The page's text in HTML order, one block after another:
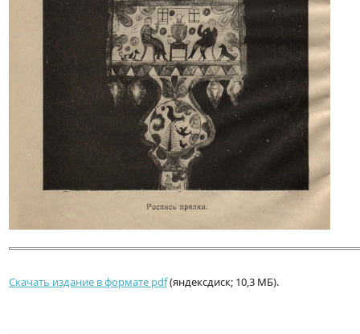
Скачать издание в формате pdf(яндексдиск; 10,3 МБ).